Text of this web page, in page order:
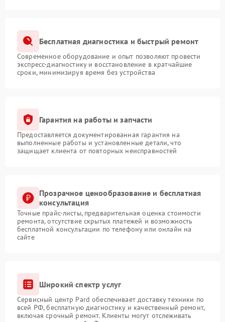
Бесплатная диагностика и быстрый ремонт
Современное оборудование и опыт позволяют провести
экспресс-диагностику и восстановление в кратчайшие
сроки, минимизируя время без устройства
Гарантия на работы и запчасти
Предоставляется документированная гарантия на
выполненные работы и установленные детали, что
защищает клиента от повторных неисправностей
Прозрачное ценообразование и бесплатная
консультация
Точные прайс-листы, предварительная оценка стоимости
ремонта, отсутствие скрытых платежей и возможность
бесплатной консультации по телефону или онлайн на
сайте
Широкий спектр услуг
Сервисный центр Pard обеспечивает доставку техники по
всей РФ, бесплатную диагностику и качественный ремонт,
включая срочный ремонт. Клиенты могут отслеживать